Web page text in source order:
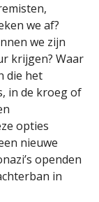
we af?
we zijn
krijgen? Waar
die het
in de kroeg of
opties
nieuwe
openden
in